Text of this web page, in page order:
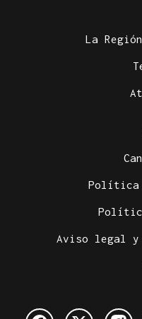
La
Política
Aviso legal y